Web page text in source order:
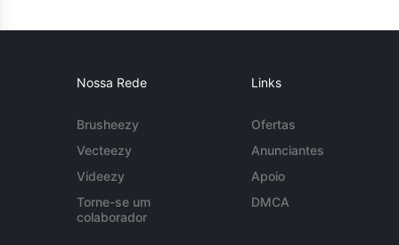
Nossa Rede
Brusheezy
Vecteezy
Videezy
Torne-se um
colaborador
Links
Ofertas
Anunciantes
Apoio
DMCA